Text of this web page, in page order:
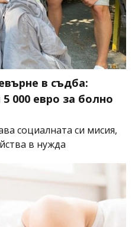
в съдба:
000 евро за болно
социалната си мисия,
в нужда